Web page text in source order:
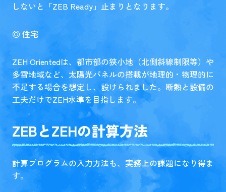
しないと「ZEB Ready」止まりとなります。
◎ 住宅
ZEH Orientedは、都市部の狭小地（北側斜線制限等）や
多雪地域など、太陽光パネルの搭載が地理的・物理的に
不足する場合を想定し、設けられました。断熱と設備の
工夫だけでZEH水準を目指します。
ZEBとZEHの計算方法
計算プログラムの入力方法も、実務上の課題になり得ま
す。